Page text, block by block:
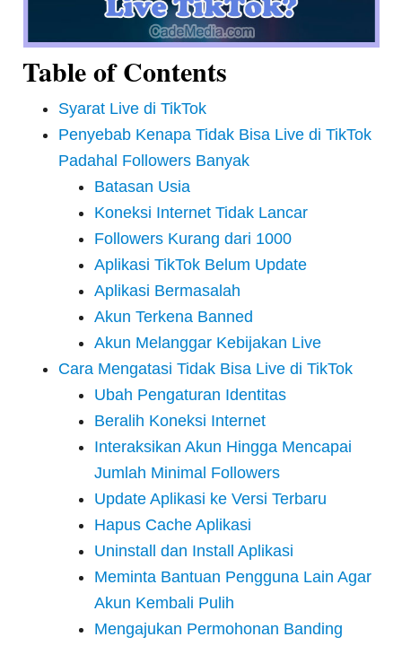
Table of Contents
Syarat Live di TikTok
Penyebab Kenapa Tidak Bisa Live di TikTok
Padahal Followers Banyak
Batasan Usia
Koneksi Internet Tidak Lancar
Followers Kurang dari 1000
Aplikasi TikTok Belum Update
Aplikasi Bermasalah
Akun Terkena Banned
Akun Melanggar Kebijakan Live
Cara Mengatasi Tidak Bisa Live di TikTok
Ubah Pengaturan Identitas
Beralih Koneksi Internet
Interaksikan Akun Hingga Mencapai
Jumlah Minimal Followers
Update Aplikasi ke Versi Terbaru
Hapus Cache Aplikasi
Uninstall dan Install Aplikasi
Meminta Bantuan Pengguna Lain Agar
Akun Kembali Pulih
Mengajukan Permohonan Banding